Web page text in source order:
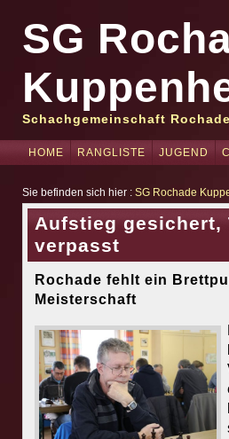
SG
Schachgemeinschaft
HOME RANGLISTE JUGEND
Sie befinden sich hier : SG Rochade
Aufstieg gesichert,
verpasst
Rochade fehlt ein
Meisterschaft